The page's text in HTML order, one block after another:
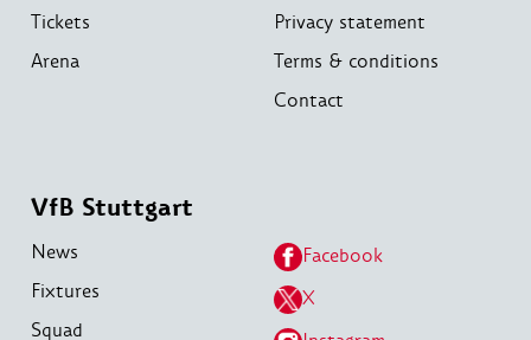
Tickets
Arena
Privacy statement
Terms & conditions
Contact
VfB Stuttgart
News
Fixtures
Squad
Facebook
X